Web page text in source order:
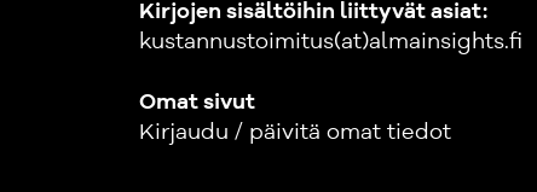
Kirjojen sisältöihin liittyvät asiat:
kustannustoimitus(at)almainsights.fi
Omat sivut
Kirjaudu / päivitä omat tiedot